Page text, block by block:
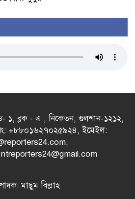
১, ব্লক - এ , নিকেতন, গুলশান-১২১২,
+৮৮০১৬২৭০২৫৯২৪, ইমেইল:
মাছুম বিল্লাহ